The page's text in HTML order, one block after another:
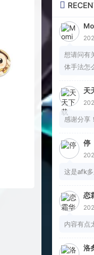
想请问有
体手法怎
天
感谢分享！
停
这是afk
恋
内容有点
洛